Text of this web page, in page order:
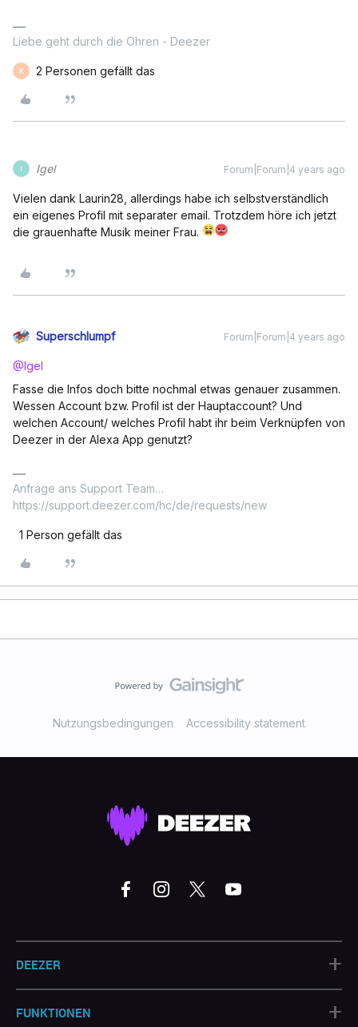
Liebe geht durch die Ohren - Deezer
K 2 Personen gefällt das
Igel Forum|Forum|4 years ago
Vielen dank Laurin28, allerdings habe ich selbstverständlich
ein eigenes Profil mit separater email. Trotzdem höre ich jetzt
die grauenhafte Musik meiner Frau.
Superschlumpf Forum|Forum|4 years ago
@Igel
Fasse die Infos doch bitte nochmal etwas genauer zusammen.
Wessen Account bzw. Profil ist der Hauptaccount? Und
welchen Account/ welches Profil habt ihr beim Verknüpfen von
Deezer in der Alexa App genutzt?
Anfrage ans Support Team…
https://support.deezer.com/hc/de/requests/new
1 Person gefällt das
Nutzungsbedingungen Accessibility statement
DEEZER +
FUNKTIONEN +